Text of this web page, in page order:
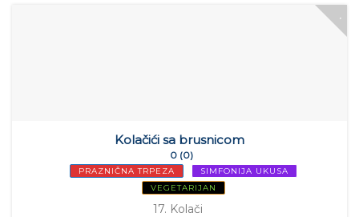
Kolačići sa brusnicom
0 (0)
PRAZNIČNA TRPEZA
SIMFONIJA UKUSA
VEGETARIJAN
17. Kolači